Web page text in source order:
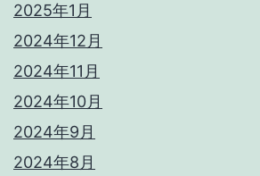
2025年1月
2024年12月
2024年11月
2024年10月
2024年9月
2024年8月